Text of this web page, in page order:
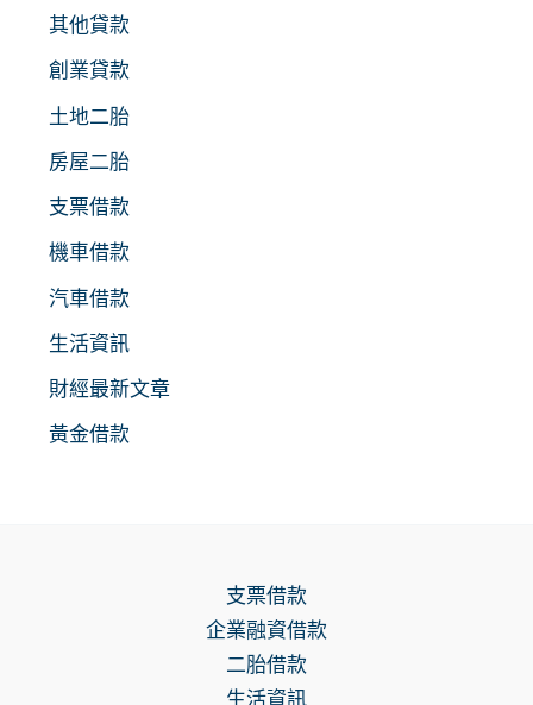
其他貸款
創業貸款
土地二胎
房屋二胎
支票借款
機車借款
汽車借款
生活資訊
財經最新文章
黃金借款
支票借款
企業融資借款
二胎借款
生活資訊